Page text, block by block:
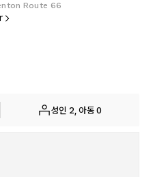
Route 66
성인 2, 아동 0